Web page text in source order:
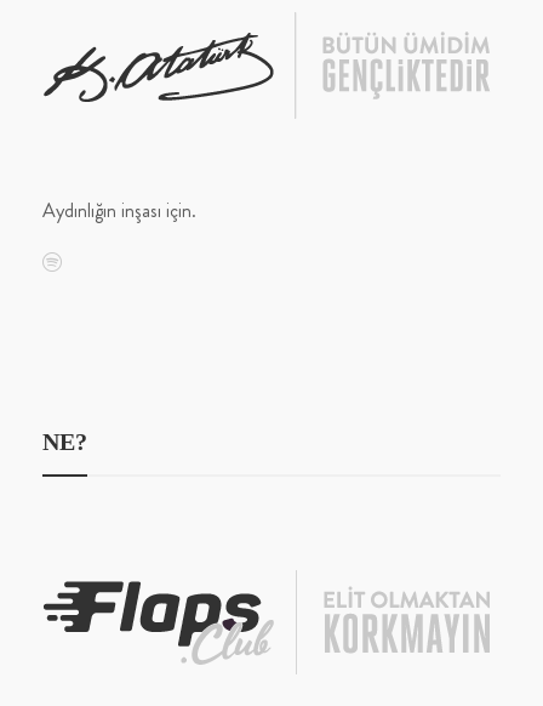
Aydınlığın inşası için.
NE?